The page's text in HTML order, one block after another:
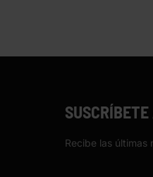
Recibe las últimas